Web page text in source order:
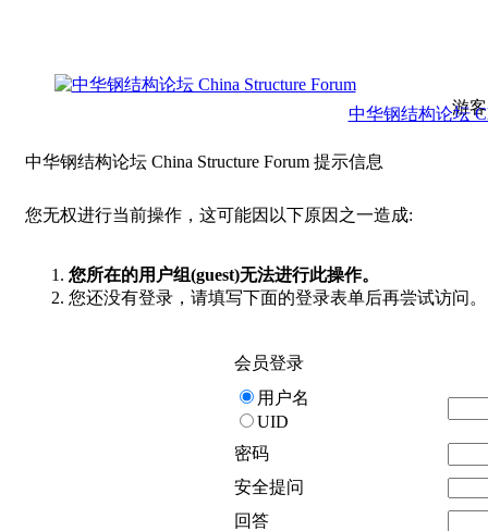
游
中华钢结构论坛
中华钢结构论坛 China Structure Forum 提示信息
您无权进行当前操作，这可能因以下原因之一造成:
您所在的用户组(guest)无法进行此操作。
您还没有登录，请填写下面的登录表单后再尝试访问。
会员登录
用户名
UID
密码
安全提问
回答